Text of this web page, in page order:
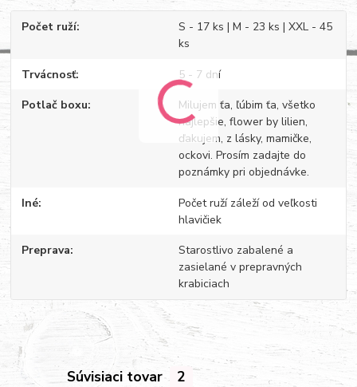
Počet ruží
S - 17 ks | M - 23 ks | XXL - 45
ks
Trvácnosť 5 - 7 dní
Potlač boxu
Milujem ťa, ľúbim ťa, všetko
najlepšie, flower by lilien,
ďakujem, z lásky, mamičke,
ockovi. Prosím zadajte do
poznámky pri objednávke.
Iné
Počet ruží záleží od veľkosti
hlavičiek
Preprava
Starostlivo zabalené a
zasielané v prepravných
krabiciach
Súvisiaci tovar 2